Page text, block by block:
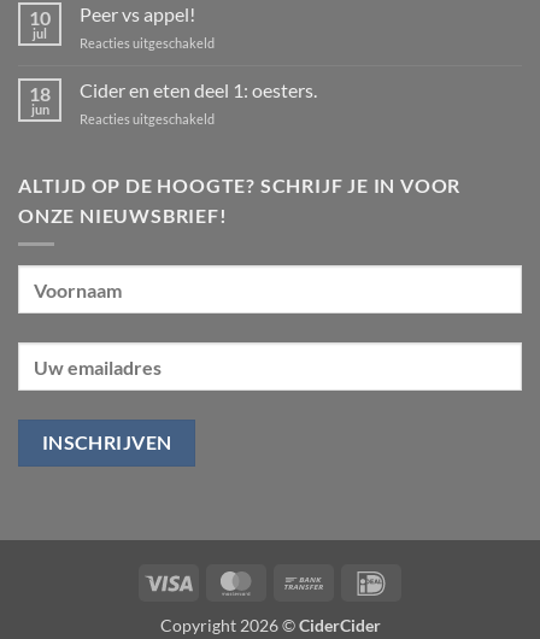
Vakantie
30
24
10
jul
Peer vs appel!
Reacties uitgeschakeldvoor
vs
appel!
18
jun
Cider en eten deel 1: oesters.
Reacties uitgeschakeldvoor
eten
1:
ALTIJD OP DE HOOGTE? SCHRIJF JE IN VOOR
ONZE NIEUWSBRIEF!
Visa MasterCardBank
Copyright 2026 ©CiderCider